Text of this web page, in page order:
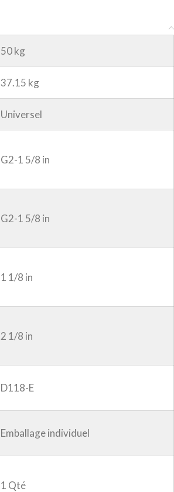
50 kg
37.15 kg
Universel
G2-1 5/8 in
G2-1 5/8 in
1 1/8 in
2 1/8 in
D118-E
Emballage individuel
1 Qté